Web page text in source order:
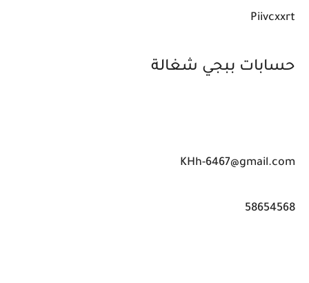
Piivcxxrt
حسابات ببجي شغالة
KHh-6467@gmail.com
58654568